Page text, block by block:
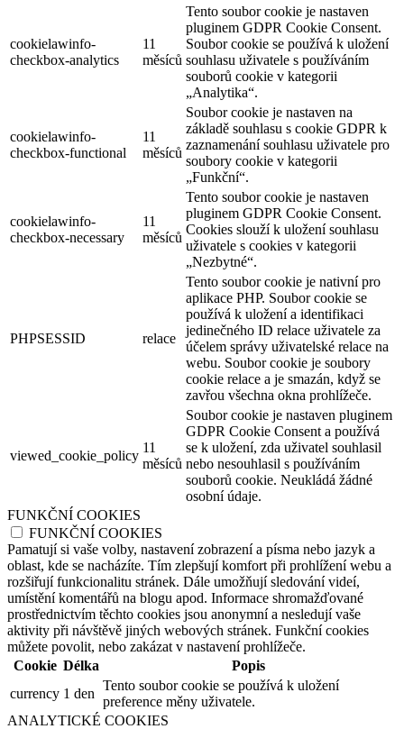
cookielawinfo-
checkbox-analytics
11
měsíců
Tento soubor cookie je nastaven
pluginem GDPR Cookie Consent.
Soubor cookie se používá k uložení
souhlasu uživatele s používáním
souborů cookie v kategorii
„Analytika“.
cookielawinfo-
checkbox-functional
11
měsíců
Soubor cookie je nastaven na
základě souhlasu s cookie GDPR k
zaznamenání souhlasu uživatele pro
soubory cookie v kategorii
„Funkční“.
cookielawinfo-
checkbox-necessary
11
měsíců
Tento soubor cookie je nastaven
pluginem GDPR Cookie Consent.
Cookies slouží k uložení souhlasu
uživatele s cookies v kategorii
„Nezbytné“.
PHPSESSID relace
Tento soubor cookie je nativní pro
aplikace PHP. Soubor cookie se
používá k uložení a identifikaci
jedinečného ID relace uživatele za
účelem správy uživatelské relace na
webu. Soubor cookie je soubory
cookie relace a je smazán, když se
zavřou všechna okna prohlížeče.
viewed_cookie_policy
11
měsíců
Soubor cookie je nastaven pluginem
GDPR Cookie Consent a používá
se k uložení, zda uživatel souhlasil
nebo nesouhlasil s používáním
souborů cookie. Neukládá žádné
osobní údaje.
FUNKČNÍ COOKIES
FUNKČNÍ COOKIES
Pamatují si vaše volby, nastavení zobrazení a písma nebo jazyk a
oblast, kde se nacházíte. Tím zlepšují komfort při prohlížení webu a
rozšiřují funkcionalitu stránek. Dále umožňují sledování videí,
umístění komentářů na blogu apod. Informace shromažďované
prostřednictvím těchto cookies jsou anonymní a nesledují vaše
aktivity při návštěvě jiných webových stránek. Funkční cookies
můžete povolit, nebo zakázat v nastavení prohlížeče.
Cookie Délka
Popis
currency 1 den
Tento soubor cookie se používá k uložení
preference měny uživatele.
ANALYTICKÉ COOKIES